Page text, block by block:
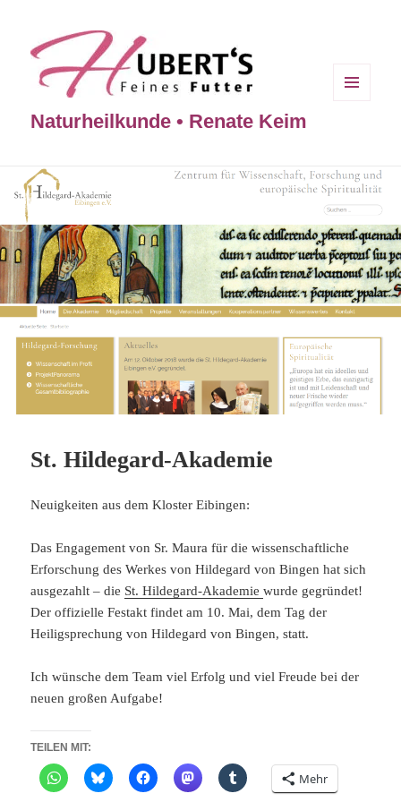
Naturheilkunde • Renate Keim
St. Hildegard-Akademie
Neuigkeiten aus dem Kloster Eibingen:
Das Engagement von Sr. Maura für die wissenschaftliche
Erforschung des Werkes von Hildegard von Bingen hat sich
ausgezahlt – die St. Hildegard-Akademiewurde gegründet!
Der offizielle Festakt findet am 10. Mai, dem Tag der
Heiligsprechung von Hildegard von Bingen, statt.
Ich wünsche dem Team viel Erfolg und viel Freude bei der
neuen großen Aufgabe!
TEILEN MIT:
Mehr